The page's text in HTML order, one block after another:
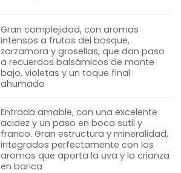
Gran complejidad, con aromas
intensos a frutos del bosque,
zarzamora y grosellas, que dan paso
a recuerdos balsámicos de monte
bajo, violetas y un toque final
ahumado
Entrada amable, con una excelente
acidez y un paso en boca sutil y
franco. Gran estructura y mineralidad,
integrados perfectamente con los
aromas que aporta la uva y la crianza
en barica